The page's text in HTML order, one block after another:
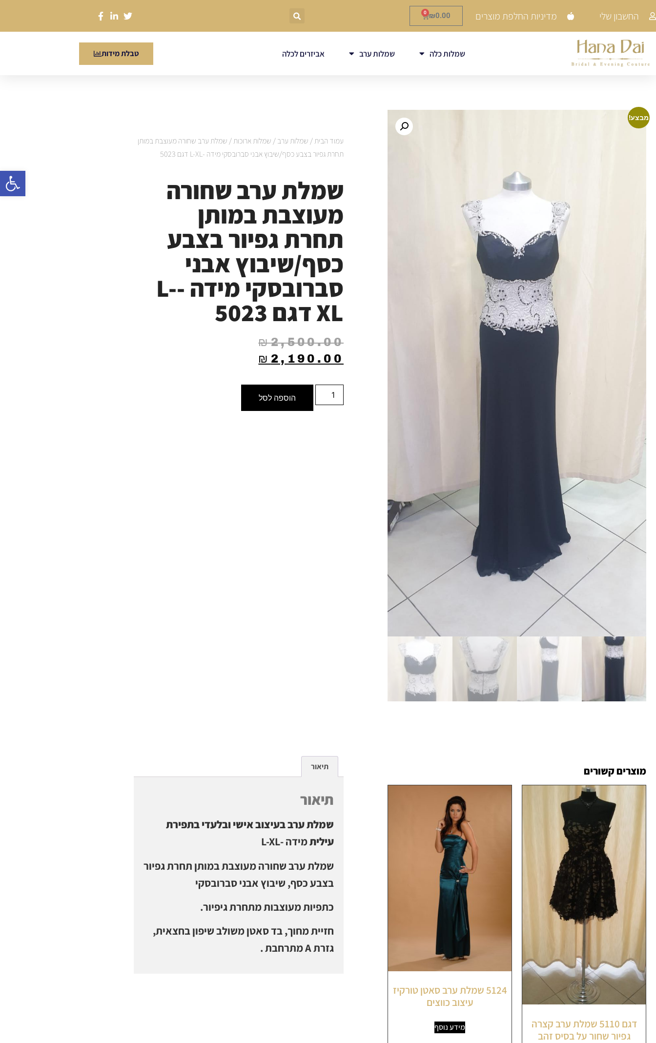
פתח
החשבון שלי מדיניות החלפת מוצרים ₪0.00
0
שמלות כלה שמלות ערב אביזרים לכלה טבלת מידות
מבצע!
עמוד הבית/ שמלות ערב/ שמלות ארוכות/ שמלת ערב שחורה מעוצבת במותן
תחרת גפיור בצבע כסף/שיבוץ אבני סברובסקי מידה -L-XL דגם 5023
שמלת ערב שחורה
מעוצבת במותן
תחרת גפיור בצבע
כסף/שיבוץ אבני
סברובסקי מידה -L-
XL דגם 5023
₪2,500.00
₪ 2,190.00
הוספה לסל
מוצרים קשורים
דגם 5110 שמלת ערב קצרה
גפיור שחור על בסיס זהב
5124 שמלת ערב סאטן טורקיז
עיצוב כווצים
מידע נוסף
תיאור
תיאור
שמלת ערב בעיצוב אישי ובלעדי בתפירת
עיליתמידה -L-XL
שמלת ערב שחורה מעוצבת במותן תחרת גפיור
בצבע כסף, שיבוץ אבני סברובסקי
כתפיות מעוצבות מתחרת גיפיור.
חזיית מחוך, בד סאטן משולב שיפון בחצאית,
גזרת A מתרחבת .